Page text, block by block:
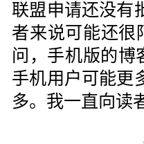
联盟申请还没有
者来说可能还
问，手机版的博
手机用户可能更
多。我一直向读